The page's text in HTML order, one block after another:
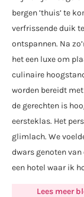
bergen ’thuis’ te
verfrissende duik
ontspannen. Na
het een luxe om
culinaire
worden bereidt
de gerechten is
eersteklas. Het
glimlach. We
dwars genoten
een hotel waar ik
Lees meer